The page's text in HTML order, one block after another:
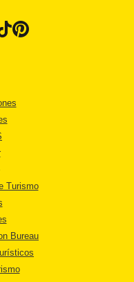
Turismo
Bureau